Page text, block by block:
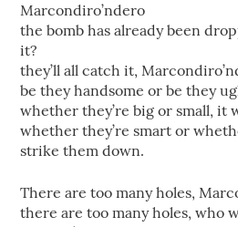
Marcondiro’ndero
the bomb has already been
it?
they’ll all catch it,
be they handsome or be they
whether they’re big or small, it
whether they’re smart or
strike them down.
There are too many holes,
there are too many holes, who